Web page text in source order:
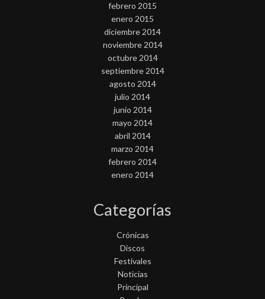
febrero 2015
enero 2015
diciembre 2014
noviembre 2014
octubre 2014
septiembre 2014
agosto 2014
julio 2014
junio 2014
mayo 2014
abril 2014
marzo 2014
febrero 2014
enero 2014
Categorías
Crónicas
Discos
Festivales
Noticias
Principal